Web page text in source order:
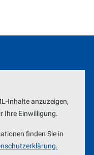
Inhalte anzuzeigen,
Ihre Einwilligung.
finden Sie in